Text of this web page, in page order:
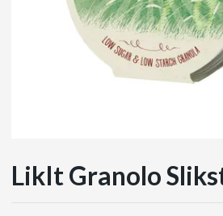
LikIt Granolo